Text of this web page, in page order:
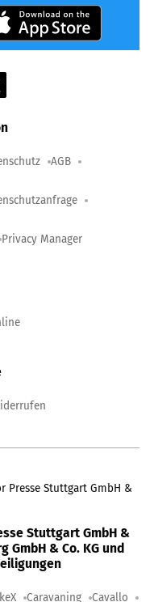
AGB
Privacy Manager
Presse Stuttgart GmbH &
Stuttgart GmbH &
GmbH & Co. KG und
Caravaning Cavallo